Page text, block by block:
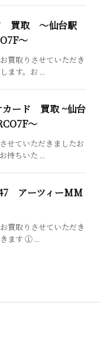
買取 ～仙台駅
～
買取りさせていただき
ます。お ...
ード 買取 ~仙台
～
せていただきましたお
持ちいた ...
アーツィーMM
買取りさせていただき
ます ① ...